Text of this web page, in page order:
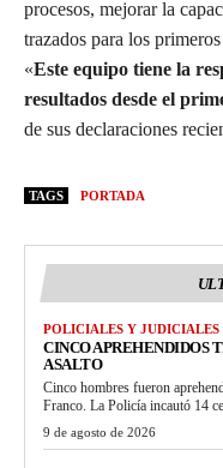
procesos, mejorar la
trazados para los
«Este equipo tiene la
resultados desde el
de sus declaraciones
TAGS PORTADA
POLICIALES Y JUDICIALES
CINCO APREHENDIDOS
ASALTO
Cinco hombres fueron
Franco. La Policía incautó 14
9 de agosto de 2026